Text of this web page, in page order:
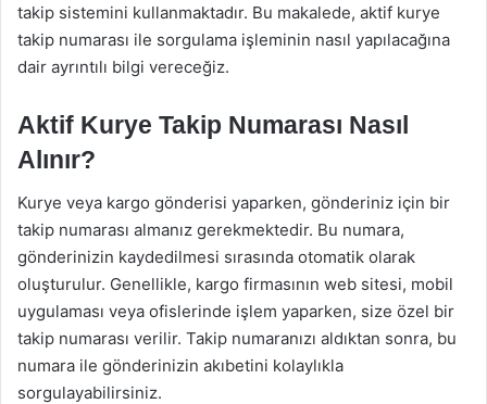
takip sistemini kullanmaktadır. Bu makalede, aktif kurye
takip numarası ile sorgulama işleminin nasıl yapılacağına
dair ayrıntılı bilgi vereceğiz.
Aktif Kurye Takip Numarası Nasıl
Alınır?
Kurye veya kargo gönderisi yaparken, gönderiniz için bir
takip numarası almanız gerekmektedir. Bu numara,
gönderinizin kaydedilmesi sırasında otomatik olarak
oluşturulur. Genellikle, kargo firmasının web sitesi, mobil
uygulaması veya ofislerinde işlem yaparken, size özel bir
takip numarası verilir. Takip numaranızı aldıktan sonra, bu
numara ile gönderinizin akıbetini kolaylıkla
sorgulayabilirsiniz.